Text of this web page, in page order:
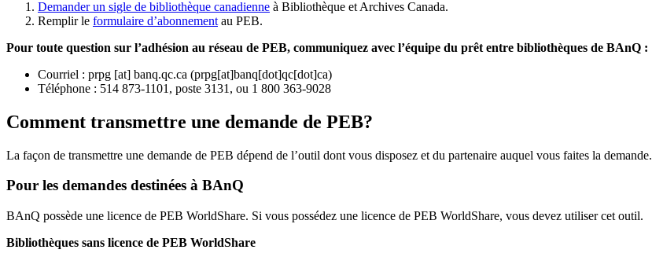
Demander un sigle de bibliothèque canadienne à Bibliothèque et Archives Canada.
Remplir le formulaire d’abonnement au PEB.
Pour toute question sur l’adhésion au réseau de PEB, communiquez avec l’équipe du prêt entre bibliothèques de BAnQ :
Courriel : prpg [at] banq.qc.ca (prpg[at]banq[dot]qc[dot]ca)
Téléphone : 514 873-1101, poste 3131, ou 1 800 363-9028
Comment transmettre une demande de PEB?
La façon de transmettre une demande de PEB dépend de l’outil dont vous disposez et du partenaire auquel vous faites la demande.
Pour les demandes destinées à BAnQ
BAnQ possède une licence de PEB WorldShare. Si vous possédez une licence de PEB WorldShare, vous devez utiliser cet outil.
Bibliothèques sans licence de PEB WorldShare